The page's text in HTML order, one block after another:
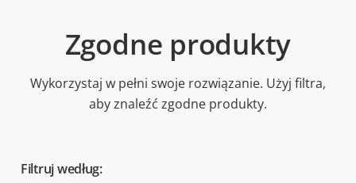
Zgodne produkty
Wykorzystaj w pełni swoje rozwiązanie. Użyj filtra,
aby znaleźć zgodne produkty.
Filtruj według: